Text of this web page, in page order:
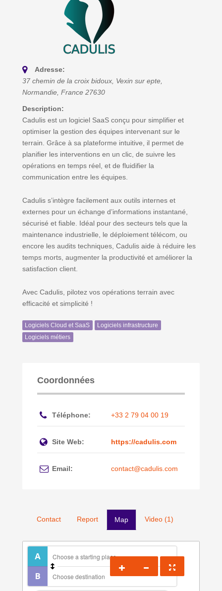
Adresse:
37 chemin de la croix bidoux, Vexin sur epte,
Normandie, France 27630
Description:
Cadulis est un logiciel SaaS conçu pour simplifier et
optimiser la gestion des équipes intervenant sur le
terrain. Grâce à sa plateforme intuitive, il permet de
planifier les interventions en un clic, de suivre les
opérations en temps réel, et de fluidifier la
communication entre les équipes.
Cadulis s’intègre facilement aux outils internes et
externes pour un échange d’informations instantané,
sécurisé et fiable. Idéal pour des secteurs tels que la
maintenance industrielle, le déploiement télécom, ou
encore les audits techniques, Cadulis aide à réduire les
temps morts, augmenter la productivité et améliorer la
satisfaction client.
Avec Cadulis, pilotez vos opérations terrain avec
efficacité et simplicité !
Logiciels Cloud et SaaS
Logiciels infrastructure
Logiciels métiers
Coordonnées
Téléphone: +33 2 79 04 00 19
Site Web: https://cadulis.com
Email: contact@cadulis.com
Contact Report Map Video (1)